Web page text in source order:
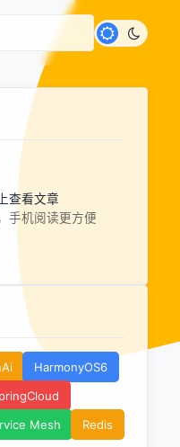
查看文章
手机阅读更方便
HarmonyOS6
Mesh
Redis